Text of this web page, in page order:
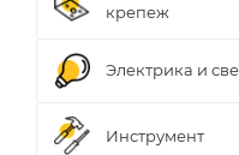
крепеж
Электрика и
Инструмент